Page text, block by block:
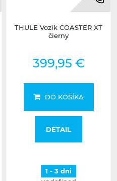
THULE Vozík COASTER XT
čierny
399,95 €
DO KOŠÍKA
DETAIL
1 - 3 dni